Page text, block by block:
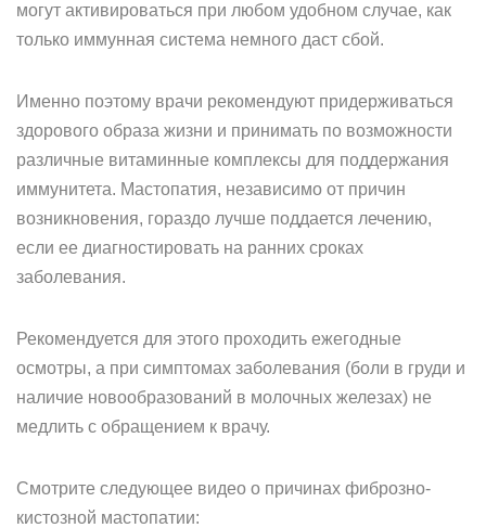
могут активироваться при любом удобном случае, как
только иммунная система немного даст сбой.
Именно поэтому врачи рекомендуют придерживаться
здорового образа жизни и принимать по возможности
различные витаминные комплексы для поддержания
иммунитета. Мастопатия, независимо от причин
возникновения, гораздо лучше поддается лечению,
если ее диагностировать на ранних сроках
заболевания.
Рекомендуется для этого проходить ежегодные
осмотры, а при симптомах заболевания (боли в груди и
наличие новообразований в молочных железах) не
медлить с обращением к врачу.
Смотрите следующее видео о причинах фиброзно-
кистозной мастопатии: